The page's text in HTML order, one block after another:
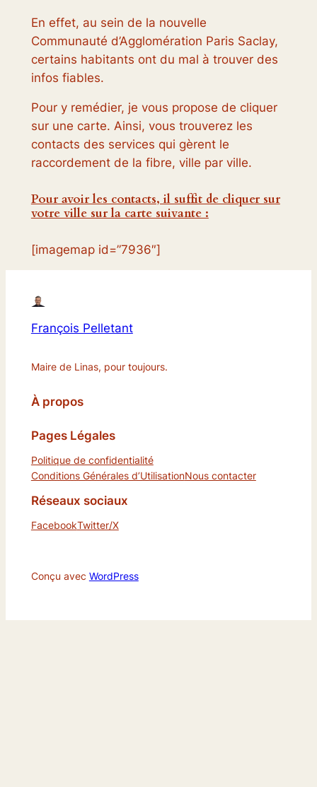
En effet, au sein de la nouvelle
Communauté d’Agglomération Paris Saclay,
certains habitants ont du mal à trouver des
infos fiables.
Pour y remédier, je vous propose de cliquer
sur une carte. Ainsi, vous trouverez les
contacts des services qui gèrent le
raccordement de la fibre, ville par ville.
Pour avoir les contacts, il suffit de cliquer sur
votre ville sur la carte suivante :
[imagemap id=”7936″]
François Pelletant
Maire de Linas, pour toujours.
À propos
Pages Légales
Politique de confidentialité
Conditions Générales d’UtilisationNous contacter
Réseaux sociaux
FacebookTwitter/X
Conçu avec WordPress